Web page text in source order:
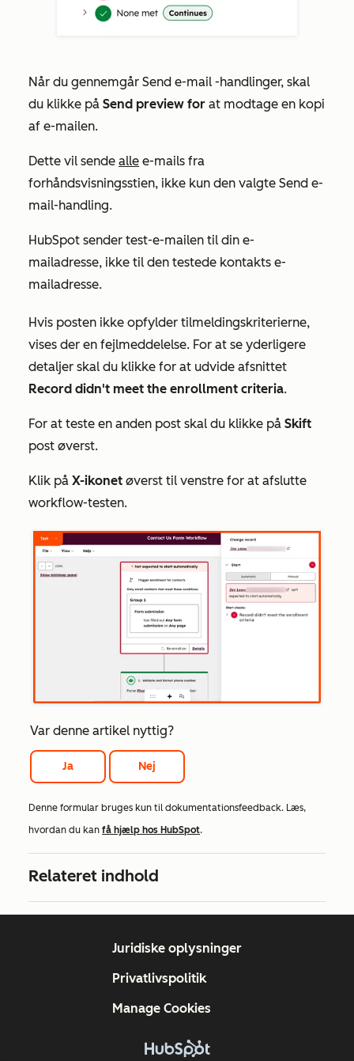
Når du gennemgår Send e-mail -handlinger, skal
du klikke på Send preview for at modtage en kopi
af e-mailen.
Dette vil sende alle e-mails fra
forhåndsvisningsstien, ikke kun den valgte Send e-
mail-handling.
HubSpot sender test-e-mailen til din e-
mailadresse, ikke til den testede kontakts e-
mailadresse.
Hvis posten ikke opfylder tilmeldingskriterierne,
vises der en fejlmeddelelse. For at se yderligere
detaljer skal du klikke for at udvide afsnittet
Record didn't meet the enrollment criteria.
For at teste en anden post skal du klikke på Skift
post øverst.
Klik på X-ikonet øverst til venstre for at afslutte
workflow-testen.
Var denne artikel nyttig?
Ja Nej
Denne formular bruges kun til dokumentationsfeedback. Læs,
hvordan du kan få hjælp hos HubSpot.
Relateret indhold
Juridiske oplysninger
Privatlivspolitik
Manage Cookies